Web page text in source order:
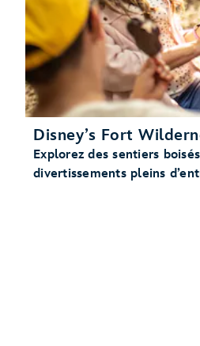
Disney’s Fort
Explorez des sentiers
divertissements pleins